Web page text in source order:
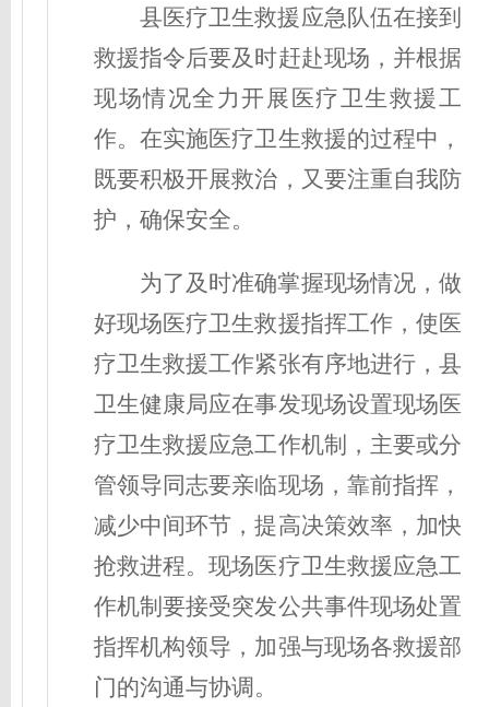
县医疗卫生救援应急队伍在接到
救援指令后要及时赶赴现场，并根据
现场情况全力开展医疗卫生救援工
作。在实施医疗卫生救援的过程中，
既要积极开展救治，又要注重自我防
护，确保安全。
为了及时准确掌握现场情况，做
好现场医疗卫生救援指挥工作，使医
疗卫生救援工作紧张有序地进行，县
卫生健康局应在事发现场设置现场医
疗卫生救援应急工作机制，主要或分
管领导同志要亲临现场，靠前指挥，
减少中间环节，提高决策效率，加快
抢救进程。现场医疗卫生救援应急工
作机制要接受突发公共事件现场处置
指挥机构领导，加强与现场各救援部
门的沟通与协调。